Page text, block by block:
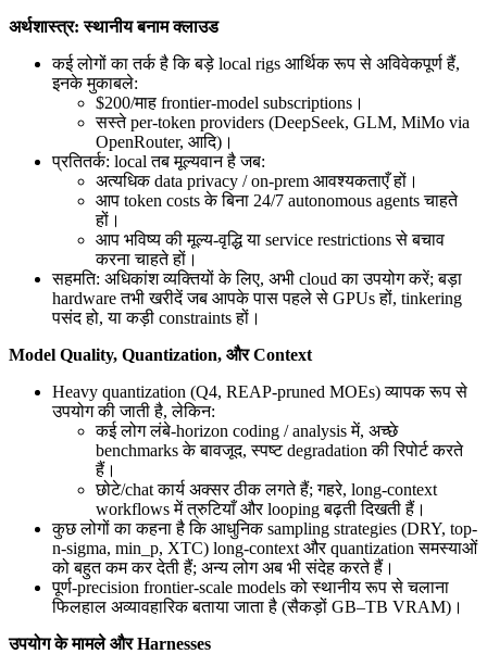
अर्थशास्त्र: स्थानीय बनाम क्लाउड
कई लोगों का तर्क है कि बड़े local rigs आर्थिक रूप से अविवेकपूर्ण हैं,
इनके मुकाबले:
$200/माह frontier-model subscriptions।
सस्ते per-token providers (DeepSeek, GLM, MiMo via
OpenRouter, आदि)।
प्रतितर्क: local तब मूल्यवान है जब:
अत्यधिक data privacy / on-prem आवश्यकताएँ हों।
आप token costs के बिना 24/7 autonomous agents चाहते
हों।
आप भविष्य की मूल्य-वृद्धि या service restrictions से बचाव
करना चाहते हों।
सहमति: अधिकांश व्यक्तियों के लिए, अभी cloud का उपयोग करें; बड़ा
hardware तभी खरीदें जब आपके पास पहले से GPUs हों, tinkering
पसंद हो, या कड़ी constraints हों।
Model Quality, Quantization, और Context
Heavy quantization (Q4, REAP-pruned MOEs) व्यापक रूप से
उपयोग की जाती है, लेकिन:
कई लोग लंबे-horizon coding / analysis में, अच्छे
benchmarks के बावजूद, स्पष्ट degradation की रिपोर्ट करते
हैं।
छोटे/chat कार्य अक्सर ठीक लगते हैं; गहरे, long-context
workflows में त्रुटियाँ और looping बढ़ती दिखती हैं।
कुछ लोगों का कहना है कि आधुनिक sampling strategies (DRY, top-
n-sigma, min_p, XTC) long-context और quantization समस्याओं
को बहुत कम कर देती हैं; अन्य लोग अब भी संदेह करते हैं।
पूर्ण-precision frontier-scale models को स्थानीय रूप से चलाना
फिलहाल अव्यावहारिक बताया जाता है (सैकड़ों GB–TB VRAM)।
उपयोग के मामले और Harnesses